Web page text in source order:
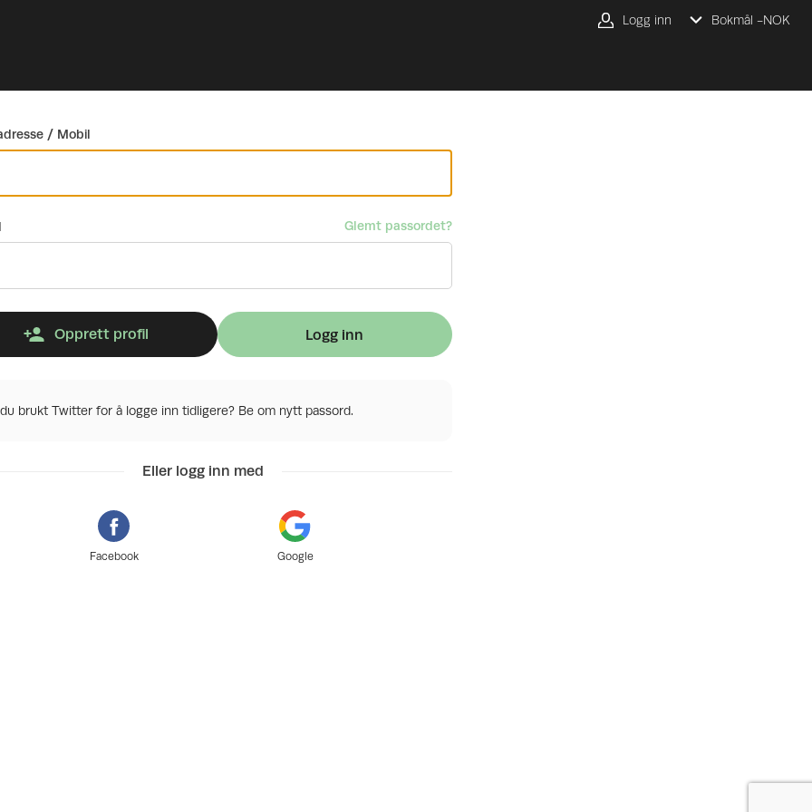
Logg inn Bokmål -NOK
/ Mobil
Glemt passordet?
Opprett profil Logg inn
brukt Twitter for å logge inn tidligere? Be om nytt passord.
Eller logg inn med
Facebook Google